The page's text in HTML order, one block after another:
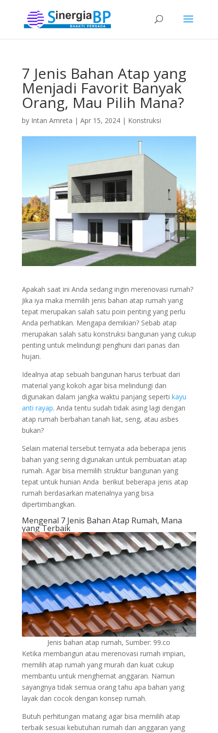
7 Jenis Bahan Atap yang
Menjadi Favorit Banyak
Orang, Mau Pilih Mana?
by Intan Amreta | Apr 15, 2024| Konstruksi
Apakah saat ini Anda sedang ingin merenovasi rumah?
Jika iya maka memilih jenis bahan atap rumah yang
tepat merupakan salah satu poin penting yang perlu
Anda perhatikan. Mengapa demikian? Sebab atap
merupakan salah satu konstruksi bangunan yang cukup
penting untuk melindungi penghuni dari panas dan
hujan.
Idealnya atap sebuah bangunan harus terbuat dari
material yang kokoh agar bisa melindungi dan
digunakan dalam jangka waktu panjang seperti kayu
anti rayap. Anda tentu sudah tidak asing lagi dengan
atap rumah berbahan tanah liat, seng, atau asbes
bukan?
Selain material tersebut ternyata ada beberapa jenis
bahan yang sering digunakan untuk pembuatan atap
rumah. Agar bisa memilih struktur bangunan yang
tepat untuk hunian Anda berikut beberapa jenis atap
rumah berdasarkan materialnya yang bisa
dipertimbangkan.
Mengenal 7 Jenis Bahan Atap Rumah, Mana
yang Terbaik
Jenis bahan atap rumah, Sumber: 99.co
Ketika membangun atau merenovasi rumah impian,
memilih atap rumah yang murah dan kuat cukup
membantu untuk menghemat anggaran. Namun
sayangnya tidak semua orang tahu apa bahan yang
layak dan cocok dengan konsep rumah.
Butuh perhitungan matang agar bisa memilih atap
terbaik sesuai kebutuhan rumah dan anggaran yang